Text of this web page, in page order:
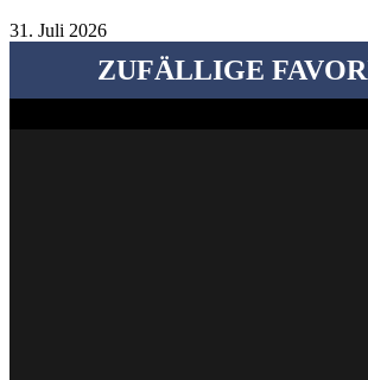
31. Juli 2026
ZUFÄLLIGE